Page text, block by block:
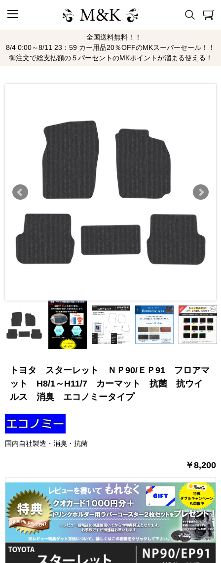
全国送料無料！！
8/4 0:00～8/11 23：59 カー用品20％OFFのMKスーパーセール！！
御注文で総支払額の５パーセントのMKポイントが溜まる使える！
トヨタ スターレット ＮＰ90/ＥＰ91 フロアマ
ット H8/1～H11/7 カーマット 抗菌 抗ウイ
ルス 消臭 エコノミータイプ
国内自社製造・消臭・抗菌
￥8,200